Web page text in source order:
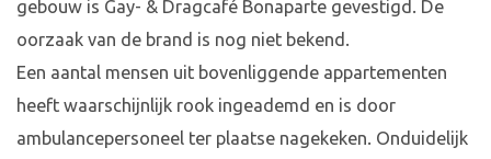
gebouw is Gay- & Dragcafé Bonaparte gevestigd. De
oorzaak van de brand is nog niet bekend.
Een aantal mensen uit bovenliggende appartementen
heeft waarschijnlijk rook ingeademd en is door
ambulancepersoneel ter plaatse nagekeken. Onduidelijk